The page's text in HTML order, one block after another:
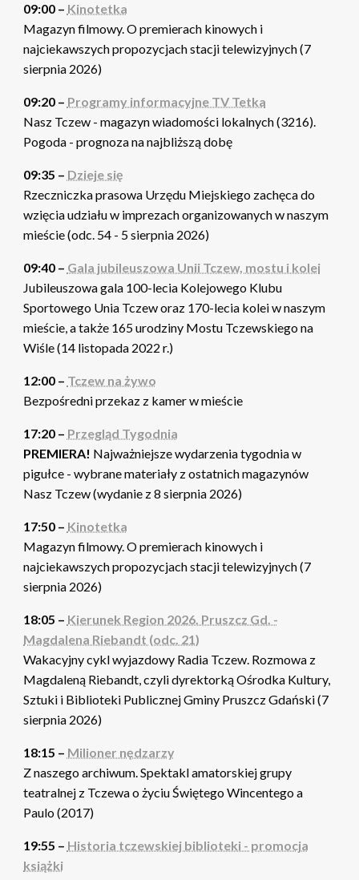
09:00 – Kinotetka
Magazyn filmowy. O premierach kinowych i
najciekawszych propozycjach stacji telewizyjnych (7
sierpnia 2026)
09:20 – Programy informacyjne TV Tetka
Nasz Tczew - magazyn wiadomości lokalnych (3216).
Pogoda - prognoza na najbliższą dobę
09:35 – Dzieje się
Rzeczniczka prasowa Urzędu Miejskiego zachęca do
wzięcia udziału w imprezach organizowanych w naszym
mieście (odc. 54 - 5 sierpnia 2026)
09:40 – Gala jubileuszowa Unii Tczew, mostu i kolei
Jubileuszowa gala 100-lecia Kolejowego Klubu
Sportowego Unia Tczew oraz 170-lecia kolei w naszym
mieście, a także 165 urodziny Mostu Tczewskiego na
Wiśle (14 listopada 2022 r.)
12:00 – Tczew na żywo
Bezpośredni przekaz z kamer w mieście
17:20 – Przegląd Tygodnia
PREMIERA! Najważniejsze wydarzenia tygodnia w
pigułce - wybrane materiały z ostatnich magazynów
Nasz Tczew (wydanie z 8 sierpnia 2026)
17:50 – Kinotetka
Magazyn filmowy. O premierach kinowych i
najciekawszych propozycjach stacji telewizyjnych (7
sierpnia 2026)
18:05 – Kierunek Region 2026. Pruszcz Gd. -
Magdalena Riebandt (odc. 21)
Wakacyjny cykl wyjazdowy Radia Tczew. Rozmowa z
Magdaleną Riebandt, czyli dyrektorką Ośrodka Kultury,
Sztuki i Biblioteki Publicznej Gminy Pruszcz Gdański (7
sierpnia 2026)
18:15 – Milioner nędzarzy
Z naszego archiwum. Spektakl amatorskiej grupy
teatralnej z Tczewa o życiu Świętego Wincentego a
Paulo (2017)
19:55 – Historia tczewskiej biblioteki - promocja
książki